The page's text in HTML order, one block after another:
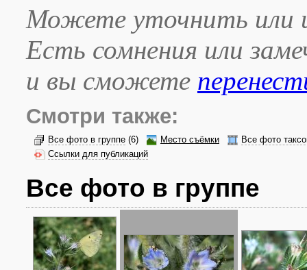
Можете уточнить или
Есть сомнения или
и вы сможете
Смотри также:
Все фото в группе (6) Место съёмки
Все фото
Ссылки для публикаций
Все фото в группе